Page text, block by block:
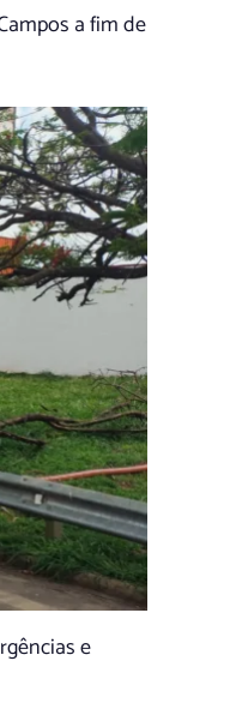
a fim de
e